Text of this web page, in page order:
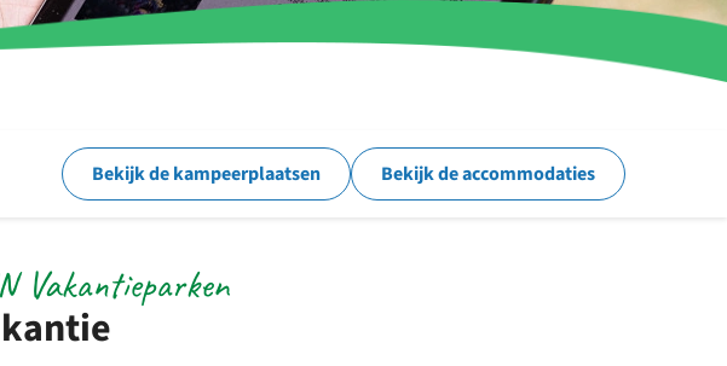
Bekijk de kampeerplaatsen Bekijk de accommodaties
Vakantieparken